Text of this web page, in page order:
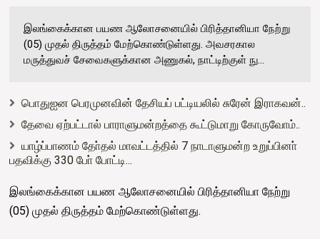
இலங்கைக்கான பயண ஆலோசனையில் பிரித்தானியா நேற்று
(05) முதல் திருத்தம் மேற்கொண்டுள்ளது. அவசரகால
மருத்துவச் சேவைகளுக்கான அணுகல், நாட்டிற்குள் நு...
பொதுஐன பெரமுனவின் தேசியப் பட்டியலில் சுரேன் இராகவன்..
தேவை ஏற்பட்டால் பாராளுமன்றத்தை கூட்டுமாறு கோருவோம்..
யாழ்ப்பாணம் தோ்தல் மாவட்டத்தில் 7 நாடாளுமன்ற உறுப்பினா்
பதவிக்கு 330 போ் போட்டி...
இலங்கைக்கான பயண ஆலோசனையில் பிரித்தானியா நேற்று
(05) முதல் திருத்தம் மேற்கொண்டுள்ளது.